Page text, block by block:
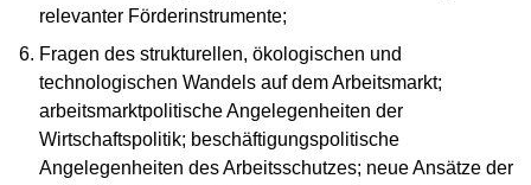
relevanter Förderinstrumente;
Fragen des strukturellen, ökologischen und
technologischen Wandels auf dem Arbeitsmarkt;
arbeitsmarktpolitische Angelegenheiten der
Wirtschaftspolitik; beschäftigungspolitische
Angelegenheiten des Arbeitsschutzes; neue Ansätze der